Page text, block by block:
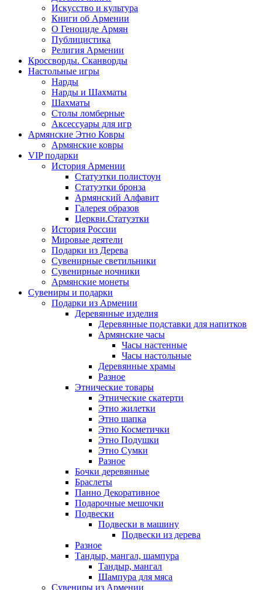
Иcкусство и культура
Книги об Армении
О Геноциде Армян
Публицистика
Религия Армении
Кроссворды. Сканворды
Настольные игры
Нарды
Нарды и Шахматы
Шахматы
Столы ломберные
Аксессуары для игр
Армянские Этно Ковры
Армянские ковры
VIP подарки
История Армении
Статуэтки полистоун
Статуэтки бронза
Армянский Алфавит
Галерея образов
Церкви.Статуэтки
История России
Мировые деятели
Подарки из Дерева
Сувенирные светильники
Сувенирные ночники
Армянские монеты
Сувениры и подарки
Подарки из Армении
Деревянные изделия
Деревянные подставки для напитков
Армянские часы
Часы настенные
Часы настольные
Деревянные храмы
Разное
Этнические товары
Этнические скатерти
Этно жилетки
Этно шапка
Этно Косметички
Этно Подушки
Этно Сумки
Разное
Бочки деревянные
Браслеты
Панно Декоративное
Подарочные мешочки
Подвески
Подвески в машину
Подвески из дерева
Разное
Тандыр, мангал, шампура
Тандыр, мангал
Шампура для мяса
Сувениры из Армении